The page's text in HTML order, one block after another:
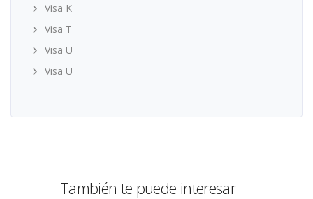
Visa K
Visa T
Visa U
Visa U
También te puede interesar